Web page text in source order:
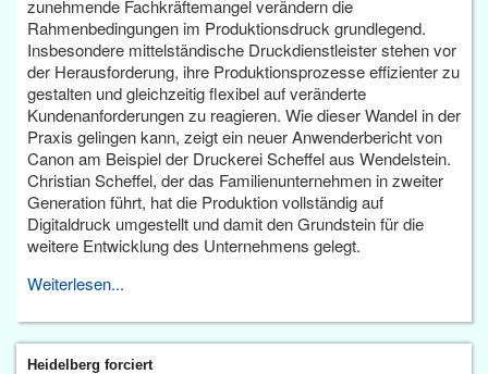
zunehmende Fachkräftemangel verändern die
Rahmenbedingungen im Produktionsdruck grundlegend.
Insbesondere mittelständische Druckdienstleister stehen vor
der Herausforderung, ihre Produktionsprozesse effizienter zu
gestalten und gleichzeitig flexibel auf veränderte
Kundenanforderungen zu reagieren. Wie dieser Wandel in der
Praxis gelingen kann, zeigt ein neuer Anwenderbericht von
Canon am Beispiel der Druckerei Scheffel aus Wendelstein.
Christian Scheffel, der das Familienunternehmen in zweiter
Generation führt, hat die Produktion vollständig auf
Digitaldruck umgestellt und damit den Grundstein für die
weitere Entwicklung des Unternehmens gelegt.
Weiterlesen...
Heidelberg forciert